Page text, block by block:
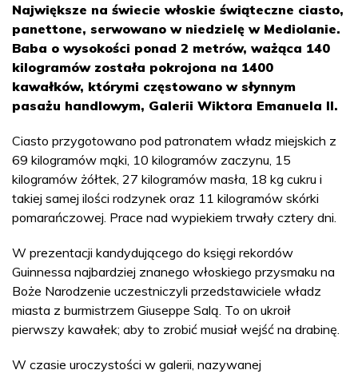
Największe na świecie włoskie świąteczne ciasto,
panettone, serwowano w niedzielę w Mediolanie.
Baba o wysokości ponad 2 metrów, ważąca 140
kilogramów została pokrojona na 1400
kawałków, którymi częstowano w słynnym
pasażu handlowym, Galerii Wiktora Emanuela II.
Ciasto przygotowano pod patronatem władz miejskich z
69 kilogramów mąki, 10 kilogramów zaczynu, 15
kilogramów żółtek, 27 kilogramów masła, 18 kg cukru i
takiej samej ilości rodzynek oraz 11 kilogramów skórki
pomarańczowej. Prace nad wypiekiem trwały cztery dni.
W prezentacji kandydującego do księgi rekordów
Guinnessa najbardziej znanego włoskiego przysmaku na
Boże Narodzenie uczestniczyli przedstawiciele władz
miasta z burmistrzem Giuseppe Salą. To on ukroił
pierwszy kawałek; aby to zrobić musiał wejść na drabinę.
W czasie uroczystości w galerii, nazywanej